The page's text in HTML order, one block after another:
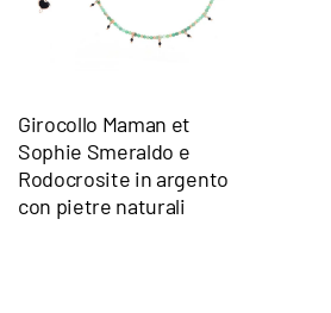
Girocollo Maman et
Sophie Smeraldo e
Rodocrosite in argento
con pietre naturali